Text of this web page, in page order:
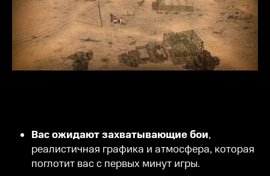
Вас ожидают захватывающие бои,
реалистичная графика и атмосфера, которая
поглотит вас с первых минут игры.